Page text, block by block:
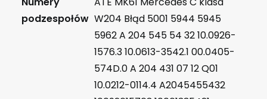
podzespołów W204 Błąd 5001 5944 5945
5962 A 204 545 54 32 10.0926-
1576.3 10.0613-3542.1 00.0405-
574D.0 A 204 431 07 12 Q01
10.0212-0114.4 A2045455432